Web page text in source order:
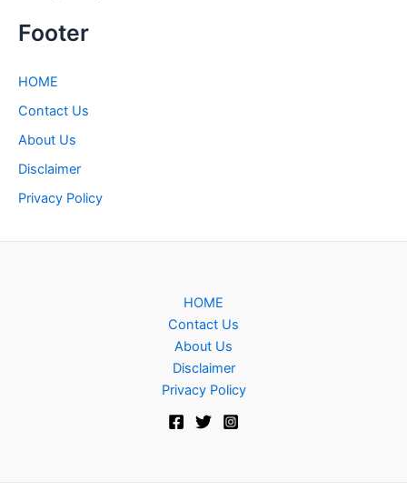
Footer
HOME
Contact Us
About Us
Disclaimer
Privacy Policy
HOME
Contact Us
About Us
Disclaimer
Privacy Policy